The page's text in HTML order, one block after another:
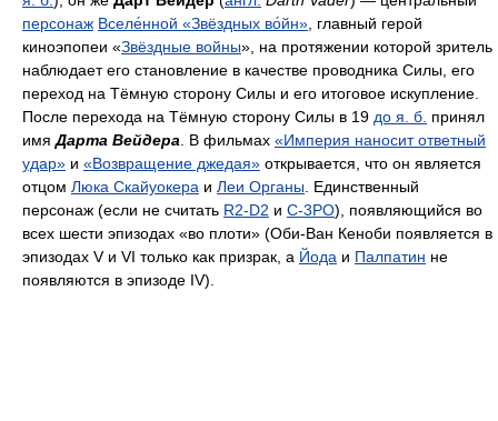
персонаж Вселе́нной «Звёздных во́йн» , главный герой
киноэпопеи «Звёздные войны», на протяжении которой зритель
наблюдает его становление в качестве проводника Силы, его
переход на Тёмную сторону Силы и его итоговое искупление.
После перехода на Тёмную сторону Силы в 19 до я. б. принял
имяДарта Вейдера . В фильмах «Империя наносит ответный
удар» и «Возвращение джедая» открывается, что он является
отцом Люка Скайуокера и Леи Органы . Единственный
персонаж (если не считать R2-D2 и C-3PO), появляющийся во
всех шести эпизодах «во плоти» (Оби-Ван Кеноби появляется в
эпизодах V и VI только как призрак, а Йода и Палпатин не
появляются в эпизоде IV).